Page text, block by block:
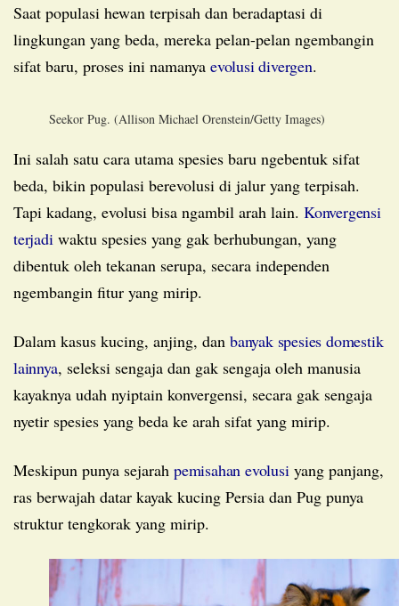
Saat populasi hewan terpisah dan beradaptasi di
lingkungan yang beda, mereka pelan-pelan ngembangin
sifat baru, proses ini namanya evolusi divergen.
Seekor Pug. (Allison Michael Orenstein/Getty Images)
Ini salah satu cara utama spesies baru ngebentuk sifat
beda, bikin populasi berevolusi di jalur yang terpisah.
Tapi kadang, evolusi bisa ngambil arah lain. Konvergensi
terjadi waktu spesies yang gak berhubungan, yang
dibentuk oleh tekanan serupa, secara independen
ngembangin fitur yang mirip.
Dalam kasus kucing, anjing, dan banyak spesies domestik
lainnya, seleksi sengaja dan gak sengaja oleh manusia
kayaknya udah nyiptain konvergensi, secara gak sengaja
nyetir spesies yang beda ke arah sifat yang mirip.
Meskipun punya sejarah pemisahan evolusi yang panjang,
ras berwajah datar kayak kucing Persia dan Pug punya
struktur tengkorak yang mirip.